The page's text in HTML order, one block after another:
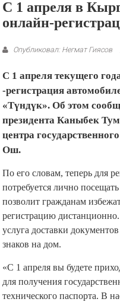
С 1 апреля в
онлайн-
Опубликовал: Негмат Гиясов
С 1 апреля текущего
-регистрация
«Түндүк». Об этом
президента Каныбек
центра
Ош.
По его словам, теперь для
потребуется лично
позволит гражданам
регистрацию
услуга доставки
знаков на дом.
«С 1 апреля вы будете
для получения
технического паспорта. В